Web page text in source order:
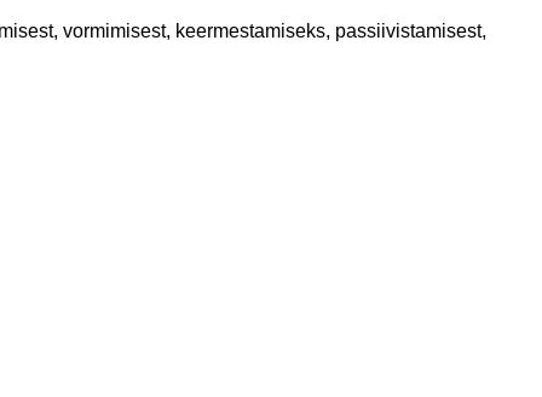
vormimisest, keermestamiseks, passiivistamisest,